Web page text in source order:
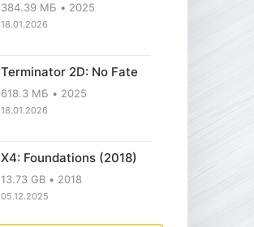
384.39 МБ 2025
18.01.2026
Terminator 2D: No Fate
618.3 МБ 2025
18.01.2026
X4: Foundations (2018)
13.73 GB 2018
05.12.2025